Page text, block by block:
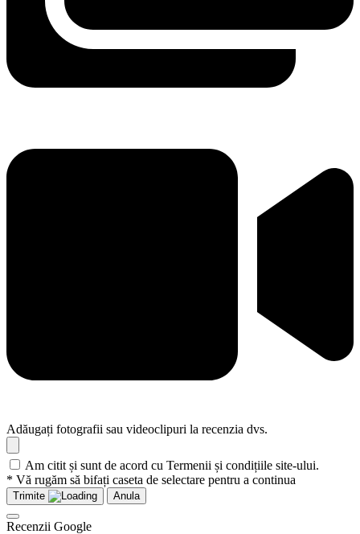
Adăugați fotografii sau videoclipuri la recenzia dvs.
Am citit și sunt de acord cu Termenii și condițiile site-ului.
* Vă rugăm să bifați caseta de selectare pentru a continua
Trimite Anula
Recenzii Google